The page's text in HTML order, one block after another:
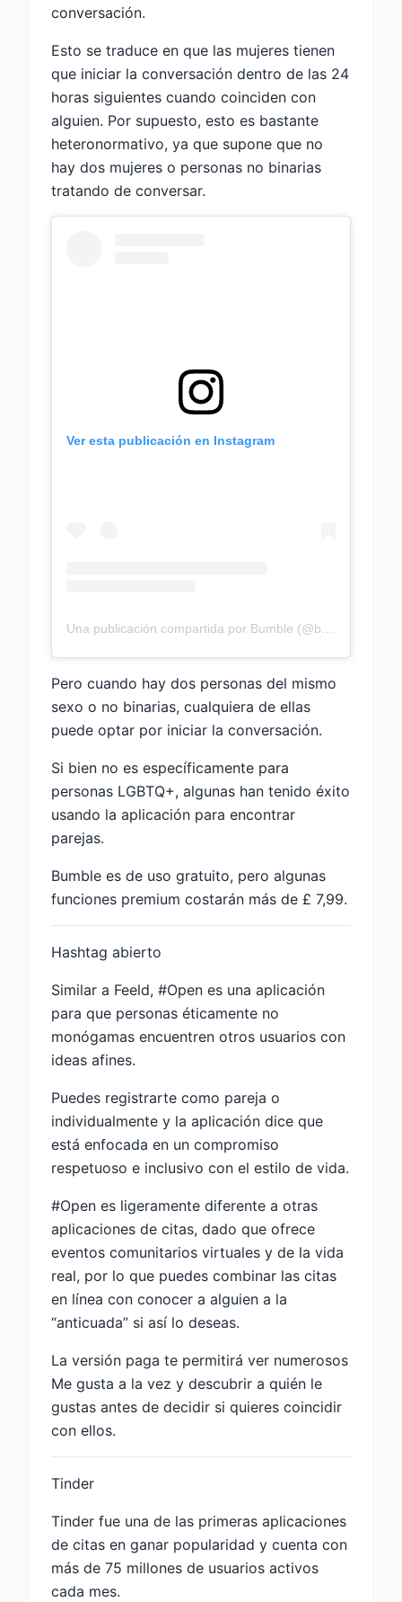
conversación.
Esto se traduce en que las mujeres tienen
que iniciar la conversación dentro de las 24
horas siguientes cuando coinciden con
alguien. Por supuesto, esto es bastante
heteronormativo, ya que supone que no
hay dos mujeres o personas no binarias
tratando de conversar.
Ver esta publicación en Instagram
Pero cuando hay dos personas del mismo
sexo o no binarias, cualquiera de ellas
puede optar por iniciar la conversación.
Si bien no es específicamente para
personas LGBTQ+, algunas han tenido éxito
usando la aplicación para encontrar
parejas.
Bumble es de uso gratuito, pero algunas
funciones premium costarán más de £ 7,99.
Hashtag abierto
Similar a Feeld, #Open es una aplicación
para que personas éticamente no
monógamas encuentren otros usuarios con
ideas afines.
Puedes registrarte como pareja o
individualmente y la aplicación dice que
está enfocada en un compromiso
respetuoso e inclusivo con el estilo de vida.
#Open es ligeramente diferente a otras
aplicaciones de citas, dado que ofrece
eventos comunitarios virtuales y de la vida
real, por lo que puedes combinar las citas
en línea con conocer a alguien a la
“anticuada” si así lo deseas.
La versión paga te permitirá ver numerosos
Me gusta a la vez y descubrir a quién le
gustas antes de decidir si quieres coincidir
con ellos.
Tinder
Tinder fue una de las primeras aplicaciones
de citas en ganar popularidad y cuenta con
más de 75 millones de usuarios activos
cada mes.